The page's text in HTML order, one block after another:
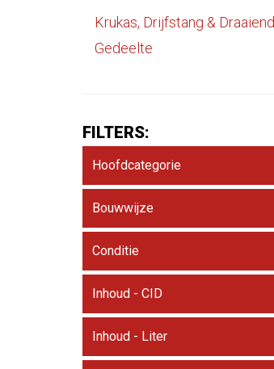
Krukas, Drijfstang & Draaiend
Gedeelte
FILTERS:
Hoofdcategorie
Bouwwijze
Conditie
Inhoud - CID
Inhoud - Liter